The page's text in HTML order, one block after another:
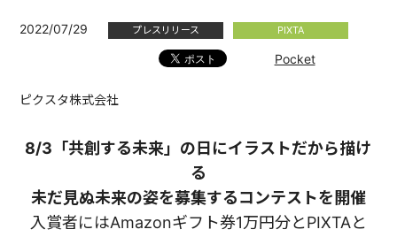
2022/07/29 プレスリリース PIXTA
Pocket
ピクスタ株式会社
8/3「共創する未来」の日にイラストだから描け
る
未だ見ぬ未来の姿を募集するコンテストを開催
入賞者にはAmazonギフト券1万円分とPIXTAと